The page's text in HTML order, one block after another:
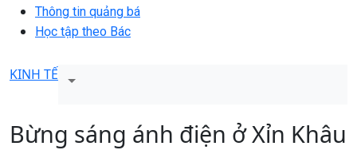
Thông tin quảng bá
Học tập theo Bác
KINH TẾ
Bừng sáng ánh điện ở Xỉn Khâu